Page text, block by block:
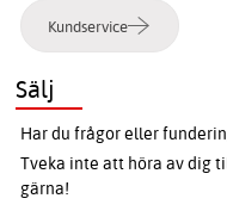
Kundservice
Sälj
Har du frågor eller
Tveka inte att höra av dig
gärna!